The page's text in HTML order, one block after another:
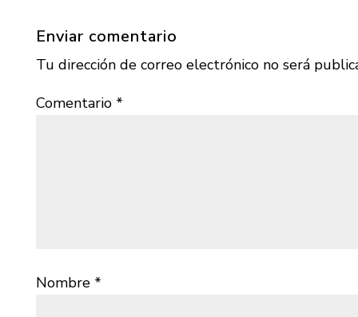
Enviar comentario
Tu dirección de correo electrónico no será
Comentario *
Nombre *